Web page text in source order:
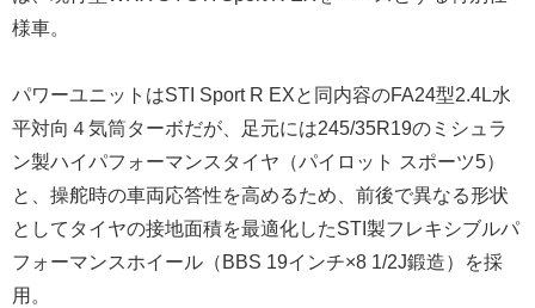
様車。
パワーユニットはSTI Sport R EXと同内容のFA24型2.4L水
平対向４気筒ターボだが、足元には245/35R19のミシュラ
ン製ハイパフォーマンスタイヤ（パイロット スポーツ5）
と、操舵時の車両応答性を高めるため、前後で異なる形状
としてタイヤの接地面積を最適化したSTI製フレキシブルパ
フォーマンスホイール（BBS 19インチ×8 1/2J鍛造）を採
用。